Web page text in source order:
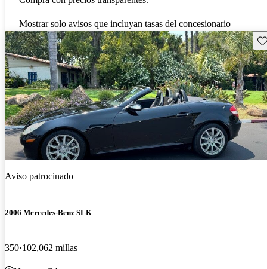
Mostrar solo avisos que incluyan tasas del concesionario
Aviso patrocinado
2006 Mercedes-Benz SLK
350 102,062 millas